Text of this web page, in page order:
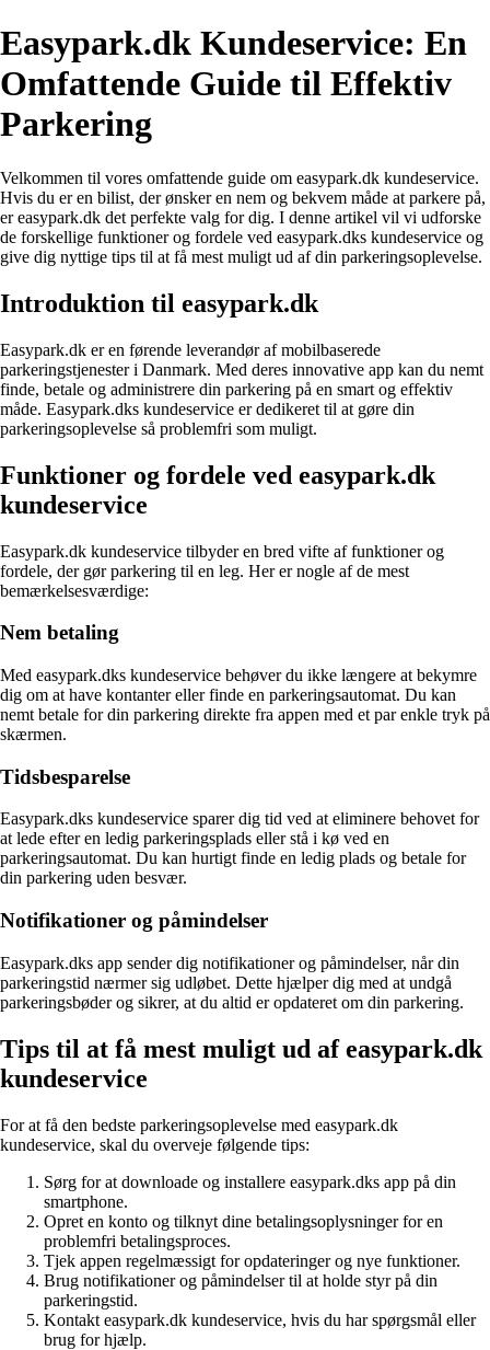
Easypark.dk Kundeservice: En
Omfattende Guide til Effektiv
Parkering
Velkommen til vores omfattende guide om easypark.dk kundeservice.
Hvis du er en bilist, der ønsker en nem og bekvem måde at parkere på,
er easypark.dk det perfekte valg for dig. I denne artikel vil vi udforske
de forskellige funktioner og fordele ved easypark.dks kundeservice og
give dig nyttige tips til at få mest muligt ud af din parkeringsoplevelse.
Introduktion til easypark.dk
Easypark.dk er en førende leverandør af mobilbaserede
parkeringstjenester i Danmark. Med deres innovative app kan du nemt
finde, betale og administrere din parkering på en smart og effektiv
måde. Easypark.dks kundeservice er dedikeret til at gøre din
parkeringsoplevelse så problemfri som muligt.
Funktioner og fordele ved easypark.dk
kundeservice
Easypark.dk kundeservice tilbyder en bred vifte af funktioner og
fordele, der gør parkering til en leg. Her er nogle af de mest
bemærkelsesværdige:
Nem betaling
Med easypark.dks kundeservice behøver du ikke længere at bekymre
dig om at have kontanter eller finde en parkeringsautomat. Du kan
nemt betale for din parkering direkte fra appen med et par enkle tryk på
skærmen.
Tidsbesparelse
Easypark.dks kundeservice sparer dig tid ved at eliminere behovet for
at lede efter en ledig parkeringsplads eller stå i kø ved en
parkeringsautomat. Du kan hurtigt finde en ledig plads og betale for
din parkering uden besvær.
Notifikationer og påmindelser
Easypark.dks app sender dig notifikationer og påmindelser, når din
parkeringstid nærmer sig udløbet. Dette hjælper dig med at undgå
parkeringsbøder og sikrer, at du altid er opdateret om din parkering.
Tips til at få mest muligt ud af easypark.dk
kundeservice
For at få den bedste parkeringsoplevelse med easypark.dk
kundeservice, skal du overveje følgende tips:
Sørg for at downloade og installere easypark.dks app på din
smartphone.
Opret en konto og tilknyt dine betalingsoplysninger for en
problemfri betalingsproces.
Tjek appen regelmæssigt for opdateringer og nye funktioner.
Brug notifikationer og påmindelser til at holde styr på din
parkeringstid.
Kontakt easypark.dk kundeservice, hvis du har spørgsmål eller
brug for hjælp.